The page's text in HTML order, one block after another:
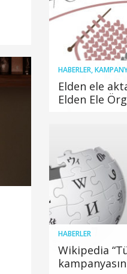
HABERLER,
Elden ele
Elden Ele
HABERLER
Wikipedia